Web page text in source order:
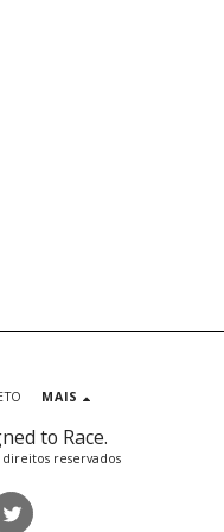
to Race.
direitos reservados
MAIS